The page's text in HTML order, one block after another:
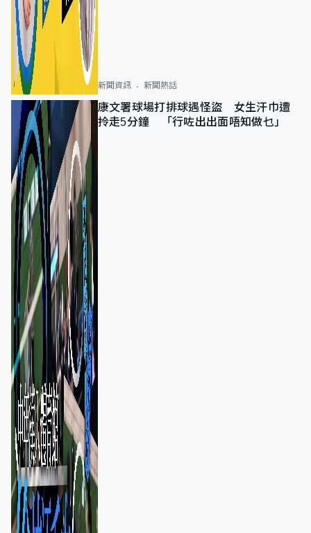
新聞資訊 新聞熱話
康文署球場打排球遇怪盜 女生汗巾遭
拎走5分鐘 「行咗出出面唔知做乜」